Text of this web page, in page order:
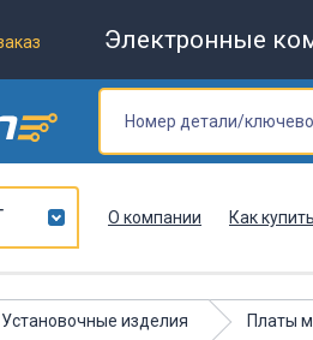
Электронные
О компании Как купить
Установочные изделия Платы